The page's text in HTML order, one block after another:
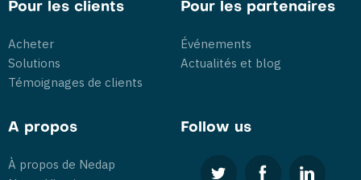
Pour les clients
Acheter
Solutions
Témoignages de clients
Pour les partenaires
Événements
Actualités et blog
A propos
À propos de Nedap
Follow us